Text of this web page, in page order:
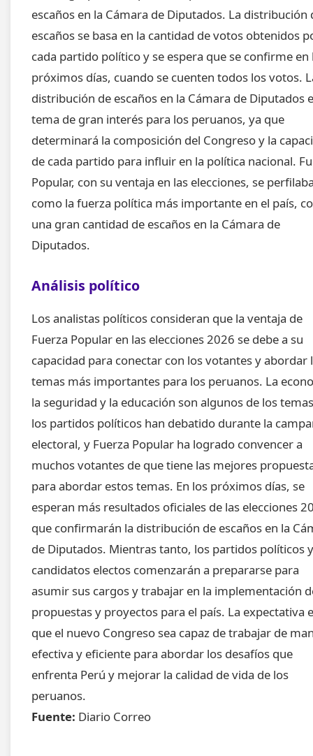
escaños en la Cámara de Diputados. La distribución
escaños se basa en la cantidad de votos obtenidos
cada partido político y se espera que se confirme en
próximos días, cuando se cuenten todos los votos.
distribución de escaños en la Cámara de Diputados
tema de gran interés para los peruanos, ya que
determinará la composición del Congreso y la
de cada partido para influir en la política nacional.
Popular, con su ventaja en las elecciones, se
como la fuerza política más importante en el país,
una gran cantidad de escaños en la Cámara de
Diputados.
Análisis político
Los analistas políticos consideran que la ventaja de
Fuerza Popular en las elecciones 2026 se debe a su
capacidad para conectar con los votantes y abordar
temas más importantes para los peruanos. La
la seguridad y la educación son algunos de los
los partidos políticos han debatido durante la
electoral, y Fuerza Popular ha logrado convencer a
muchos votantes de que tiene las mejores
para abordar estos temas. En los próximos días, se
esperan más resultados oficiales de las elecciones
que confirmarán la distribución de escaños en la
de Diputados. Mientras tanto, los partidos políticos
candidatos electos comenzarán a prepararse para
asumir sus cargos y trabajar en la implementación
propuestas y proyectos para el país. La expectativa
que el nuevo Congreso sea capaz de trabajar de
efectiva y eficiente para abordar los desafíos que
enfrenta Perú y mejorar la calidad de vida de los
peruanos.
Fuente: Diario Correo